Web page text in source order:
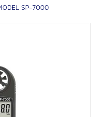
SP-7000